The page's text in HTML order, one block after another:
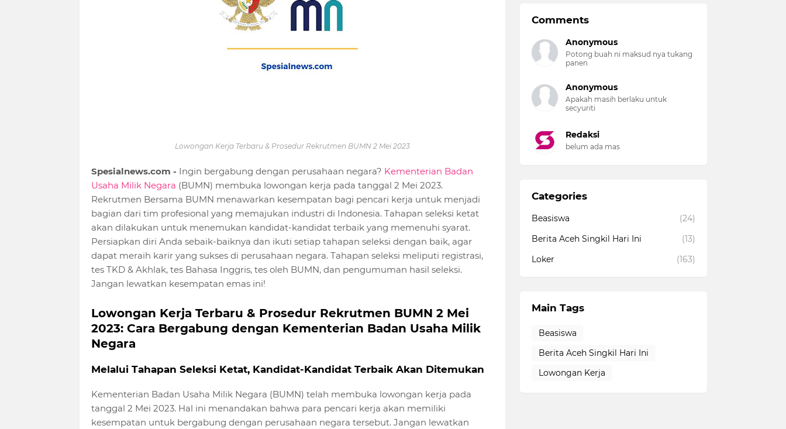
Lowongan Kerja Terbaru & Prosedur Rekrutmen BUMN 2 Mei 2023
Spesialnews.com - Ingin bergabung dengan perusahaan negara? Kementerian Badan
Usaha Milik Negara (BUMN) membuka lowongan kerja pada tanggal 2 Mei 2023.
Rekrutmen Bersama BUMN menawarkan kesempatan bagi pencari kerja untuk menjadi
bagian dari tim profesional yang memajukan industri di Indonesia. Tahapan seleksi ketat
akan dilakukan untuk menemukan kandidat-kandidat terbaik yang memenuhi syarat.
Persiapkan diri Anda sebaik-baiknya dan ikuti setiap tahapan seleksi dengan baik, agar
dapat meraih karir yang sukses di perusahaan negara. Tahapan seleksi meliputi registrasi,
tes TKD & Akhlak, tes Bahasa Inggris, tes oleh BUMN, dan pengumuman hasil seleksi.
Jangan lewatkan kesempatan emas ini!
Lowongan Kerja Terbaru & Prosedur Rekrutmen BUMN 2 Mei
2023: Cara Bergabung dengan Kementerian Badan Usaha Milik
Negara
Melalui Tahapan Seleksi Ketat, Kandidat-Kandidat Terbaik Akan Ditemukan
Kementerian Badan Usaha Milik Negara (BUMN) telah membuka lowongan kerja pada
tanggal 2 Mei 2023. Hal ini menandakan bahwa para pencari kerja akan memiliki
kesempatan untuk bergabung dengan perusahaan negara tersebut. Jangan lewatkan
Comments
Anonymous
Potong buah ni maksud nya tukang
panen
Anonymous
Apakah masih berlaku untuk
secyuriti
Redaksi
belum ada mas
Categories
Beasiswa
(24)
Berita Aceh Singkil Hari Ini
(13)
Loker
(163)
Main Tags
Beasiswa
Berita Aceh Singkil Hari Ini
Lowongan Kerja